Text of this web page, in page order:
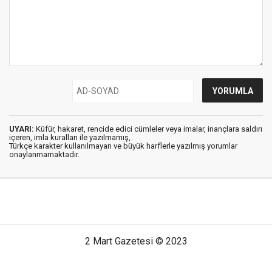
UYARI: Küfür, hakaret, rencide edici cümleler veya imalar, inançlara saldırı
içeren, imla kuralları ile yazılmamış,
Türkçe karakter kullanılmayan ve büyük harflerle yazılmış yorumlar
onaylanmamaktadır.
2 Mart Gazetesi © 2023